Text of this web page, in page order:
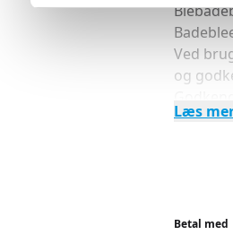
Ved
og
Børn er
Læs
Betal med